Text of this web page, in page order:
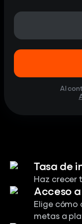
Al
Tasa de
Haz crecer
Acceso
Elige cómo
metas a